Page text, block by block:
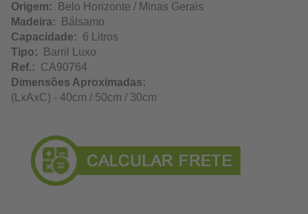
Origem: Belo Horizonte / Minas Gerais
Madeira: Bálsamo
Capacidade: 6 Litros
Tipo: Barril Luxo
Ref.: CA90764
Dimensões Aproximadas:
(LxAxC) - 40cm / 50cm / 30cm